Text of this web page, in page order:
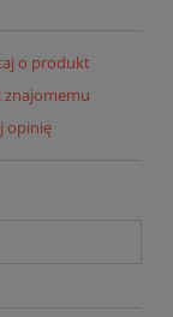
o produkt
znajomemu
opinię